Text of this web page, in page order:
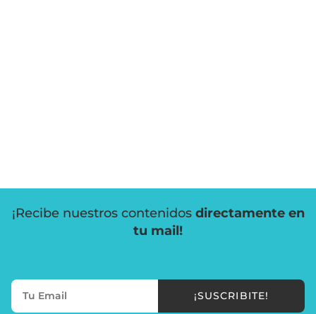
¡Recibe nuestros contenidos directamente en
tu mail!
¡SUSCRIBITE!